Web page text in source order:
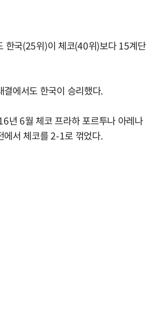
한국(25위)이 체코(40위)보다 15계단
결에서도 한국이 승리했다.
년 6월 체코 프라하 포르투나 아레나
에서 체코를 2-1로 꺾었다.